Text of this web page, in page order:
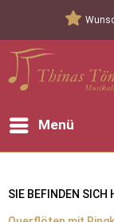
Menü
SIE BEFINDEN SICH